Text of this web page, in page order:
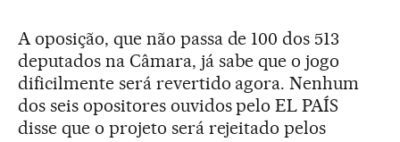
A oposição, que não passa de 100 dos 513
deputados na Câmara, já sabe que o jogo
dificilmente será revertido agora. Nenhum
dos seis opositores ouvidos pelo EL PAÍS
disse que o projeto será rejeitado pelos